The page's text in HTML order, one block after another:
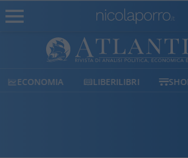
ECONOMIA LIBERILIBRI